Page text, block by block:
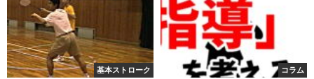
基本ストローク コラム